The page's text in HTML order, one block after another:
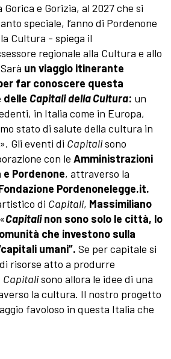
e Gorizia, al 2027 che si
speciale, l’anno di Pordenone
Cultura - spiega il
regionale alla Cultura e allo
un viaggio itinerante
far conoscere questa
delle Capitali della Cultura: un
in Italia come in Europa,
stato di salute della cultura in
Gli eventi di Capitalisono
con le Amministrazioni
e Pordenone, attraverso la
Pordenonelegge.it.
di Capitali, Massimiliano
Capitalinon sono solo le città, lo
che investono sulla
umani”. Se per capitale si
risorse atto a produrre
Capitalisono allora le idee di una
la cultura. Il nostro progetto
favoloso in questa Italia che